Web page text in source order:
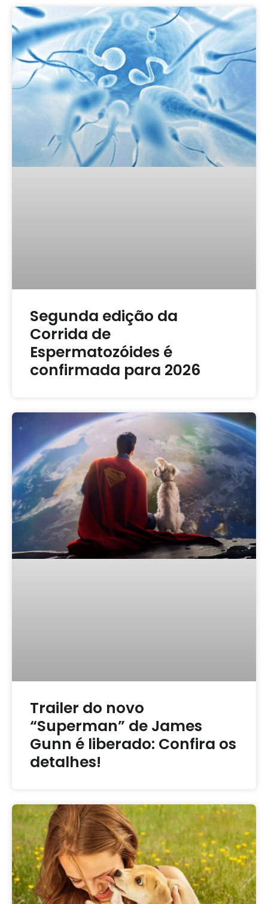
Segunda edição da
Corrida de
Espermatozóides é
confirmada para 2026
Trailer do novo
“Superman” de James
Gunn é liberado: Confira os
detalhes!